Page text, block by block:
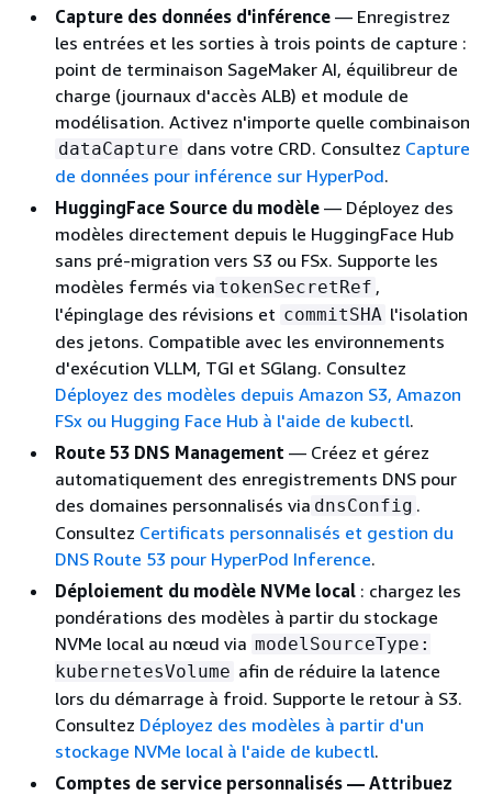
Capture des données d'inférence — Enregistrez
les entrées et les sorties à trois points de capture :
point de terminaison SageMaker AI, équilibreur de
charge (journaux d'accès ALB) et module de
modélisation. Activez n'importe quelle combinaison
dataCapture dans votre CRD. Consultez Capture
de données pour inférence sur HyperPod.
HuggingFace Source du modèle — Déployez des
modèles directement depuis le HuggingFace Hub
sans pré-migration vers S3 ou FSx. Supporte les
modèles fermés via tokenSecretRef ,
l'épinglage des révisions et commitSHA l'isolation
des jetons. Compatible avec les environnements
d'exécution VLLM, TGI et SGlang. Consultez
Déployez des modèles depuis Amazon S3, Amazon
FSx ou Hugging Face Hub à l'aide de kubectl.
Route 53 DNS Management — Créez et gérez
automatiquement des enregistrements DNS pour
des domaines personnalisés via dnsConfig .
Consultez Certificats personnalisés et gestion du
DNS Route 53 pour HyperPod Inference.
Déploiement du modèle NVMe local : chargez les
pondérations des modèles à partir du stockage
NVMe local au nœud via modelSourceType:
kubernetesVolume afin de réduire la latence
lors du démarrage à froid. Supporte le retour à S3.
Consultez Déployez des modèles à partir d'un
stockage NVMe local à l'aide de kubectl.
Comptes de service personnalisés — Attribuez